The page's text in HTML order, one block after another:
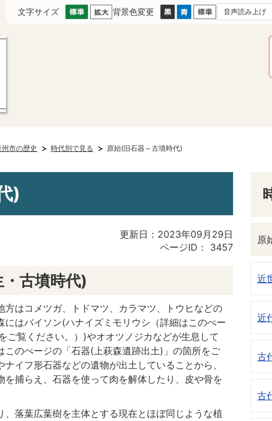
文字サイズ 背景色変更 音声読み上げ
州市の歴史 時代別で見る 原始(旧石器～古墳時代)
)
更新日：2023年09月29日
ページID：
3457
古墳時代)
方はコメツガ、トドマツ、カラマツ、トウヒなどの
はバイソン(ハナイズミモリウシ（詳細はこのぺー
ご覧ください。）)やオオツノジカなどが生息して
のぺージの「石器(上萩森遺跡出土)」の箇所をご
イフ形石器などの遺物が出土していることから、
捕らえ、石器を使って肉を解体したり、皮や骨を
落葉広葉樹を主体とする現在とほぼ同じような植
原
近
近
古
古